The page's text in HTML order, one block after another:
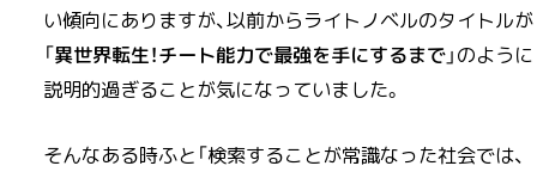
い傾向にありますが、以前からライトノベルのタイトルが
「異世界転生！チート能力で最強を手にするまで」のように
説明的過ぎることが気になっていました。
そんなある時ふと「検索することが常識なった社会では、